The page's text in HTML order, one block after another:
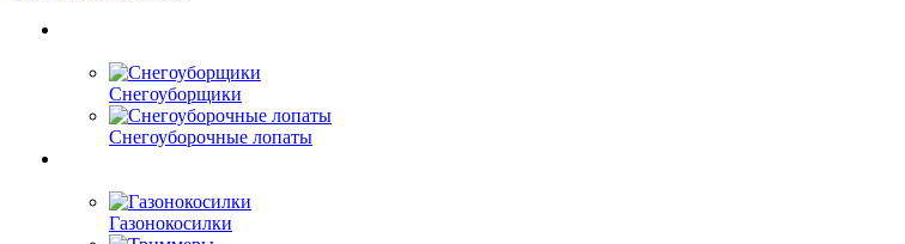
Снегоуборщики
Снегоуборочные лопаты
Газонокосилки